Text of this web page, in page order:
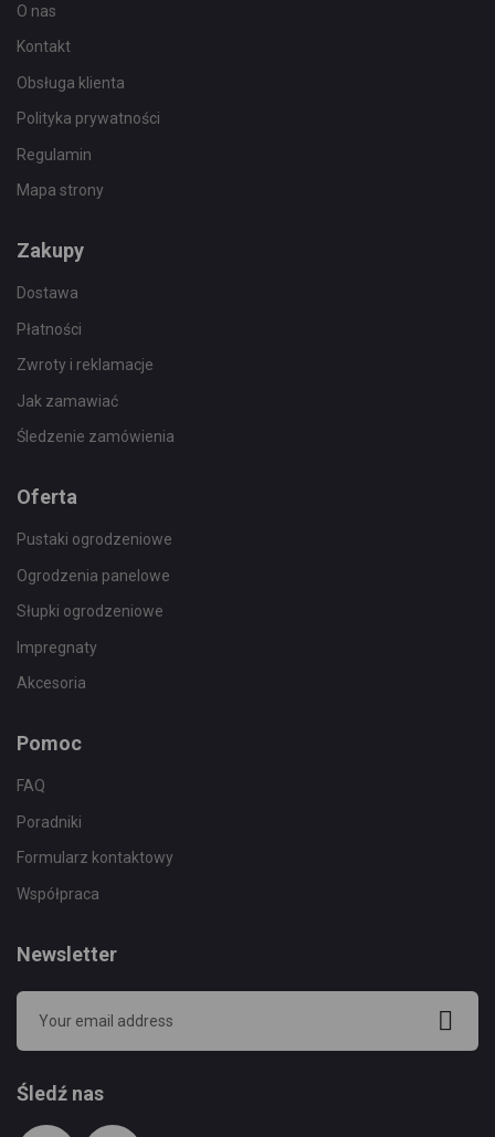
O nas
Kontakt
Obsługa klienta
Polityka prywatności
Regulamin
Mapa strony
Zakupy
Dostawa
Płatności
Zwroty i reklamacje
Jak zamawiać
Śledzenie zamówienia
Oferta
Pustaki ogrodzeniowe
Ogrodzenia panelowe
Słupki ogrodzeniowe
Impregnaty
Akcesoria
Pomoc
FAQ
Poradniki
Formularz kontaktowy
Współpraca
Newsletter
Śledź nas